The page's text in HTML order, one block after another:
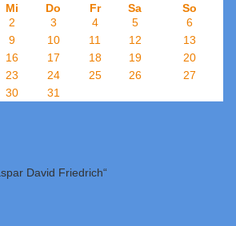
Mi Do Fr Sa
So
2 3 4 5
6
9 10 11 12
13
16 17 18 19
20
23 24 25 26
27
30 31
David Friedrich“